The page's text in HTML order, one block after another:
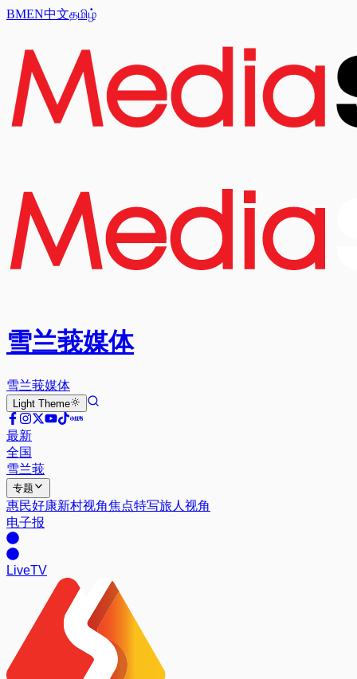
BMEN中文தமிழ்
雪兰莪媒体
雪兰莪媒体
Light Theme
最新
全国
雪兰莪
专题
惠民好康新村视角焦点特写旅人视角
电子报
LiveTV